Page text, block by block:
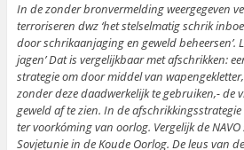
In de zonder bronvermelding weergegeven
terroriseren dwz ‘het stelselmatig schrik
door schrikaanjaging en geweld beheersen’.
jagen’ Dat is vergelijkbaar met afschrikken:
strategie om door middel van
zonder deze daadwerkelijk te gebruiken,- de
geweld af te zien. In de
ter voorkóming van oorlog. Vergelijk de
Sovjetunie in de Koude Oorlog. De leus van